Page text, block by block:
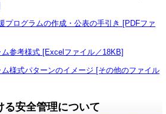
プログラムの作成・公表の手引き [PDFファ
ム参考様式 [Excelファイル／18KB]
ム様式パターンのイメージ [その他のファイル
る安全管理について